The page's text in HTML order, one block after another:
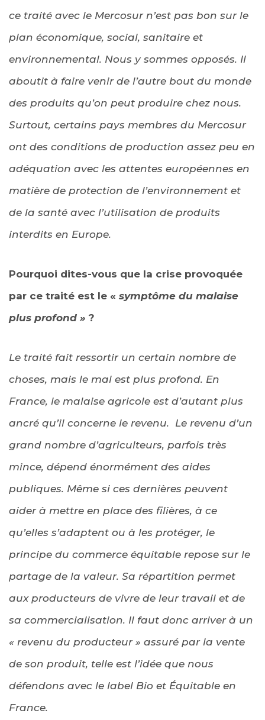
ce traité avec le Mercosur n’est pas bon sur le
plan économique, social, sanitaire et
environnemental. Nous y sommes opposés. Il
aboutit à faire venir de l’autre bout du monde
des produits qu’on peut produire chez nous.
Surtout, certains pays membres du Mercosur
ont des conditions de production assez peu en
adéquation avec les attentes européennes en
matière de protection de l’environnement et
de la santé avec l’utilisation de produits
interdits en Europe.
Pourquoi dites-vous que la crise provoquée
par ce traité est le « symptôme du malaise
plus profond » ?
Le traité fait ressortir un certain nombre de
choses, mais le mal est plus profond. En
France, le malaise agricole est d’autant plus
ancré qu’il concerne le revenu. Le revenu d’un
grand nombre d’agriculteurs, parfois très
mince, dépend énormément des aides
publiques. Même si ces dernières peuvent
aider à mettre en place des filières, à ce
qu’elles s’adaptent ou à les protéger, le
principe du commerce équitable repose sur le
partage de la valeur. Sa répartition permet
aux producteurs de vivre de leur travail et de
sa commercialisation. Il faut donc arriver à un
« revenu du producteur » assuré par la vente
de son produit, telle est l’idée que nous
défendons avec le label Bio et Équitable en
France.